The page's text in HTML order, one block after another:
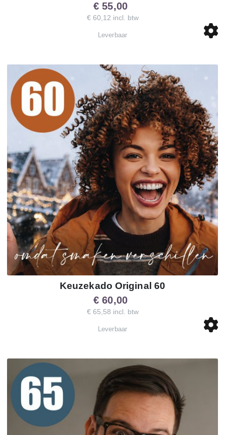
€ 55,00
€ 60,12 incl. btw
Leverbaar
Keuzekado Original 60
€ 60,00
€ 65,58 incl. btw
Leverbaar